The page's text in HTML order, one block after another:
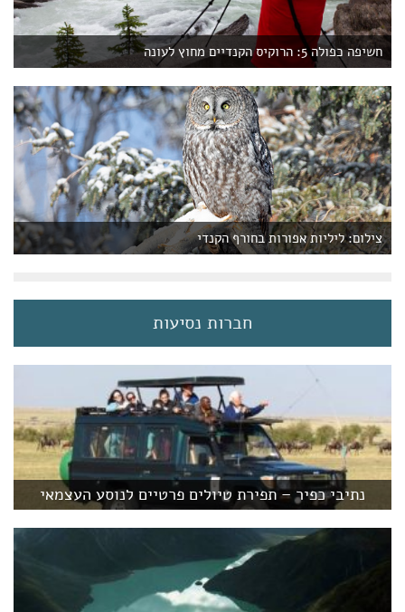
חשיפה כפולה 5: הרוקיס הקנדיים מחוץ לעונה
צילום: ליליות אפורות בחורף הקנדי
חברות נסיעות
נתיבי כפיר – תפירת טיולים פרטיים לנוסע העצמאי